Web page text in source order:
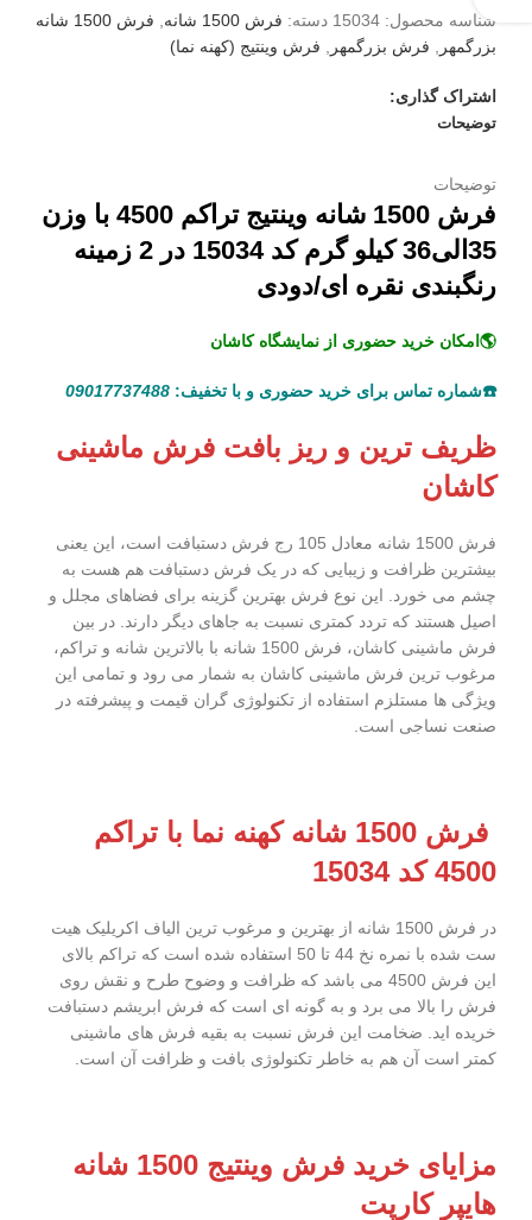
شناسه محصول: 15034 دسته: فرش 1500 شانه ,
فرش 1500 شانه
بزرگمهر , فرش بزرگمهر , فرش وینتیج (کهنه نما)
اشتراک گذاری:
توضیحات
توضیحات
فرش 1500 شانه وینتیج تراکم 4500 با وزن
35الی36 کیلو گرم کد 15034 در 2 زمینه
رنگبندی نقره ای/دودی
🌎امکان خرید حضوری از نمایشگاه کاشان
☎️شماره تماس برای خرید حضوری و با تخفیف: 09017737488
ظریف ترین و ریز بافت فرش ماشینی
کاشان
فرش 1500 شانه معادل 105 رج فرش دستبافت است، این یعنی
بیشترین ظرافت و زیبایی که در یک فرش دستبافت هم هست به
چشم می خورد. این نوع فرش بهترین گزینه برای فضاهای مجلل و
اصیل هستند که تردد کمتری نسبت به جاهای دیگر دارند. در بین
فرش ماشینی کاشان، فرش 1500 شانه با بالاترین شانه و تراکم،
مرغوب ترین فرش ماشینی کاشان به شمار می رود و تمامی این
ویژگی ها مستلزم استفاده از تکنولوژی گران قیمت و پیشرفته در
صنعت نساجی است.
فرش 1500 شانه کهنه نما با تراکم
4500 کد 15034
در فرش 1500 شانه از بهترین و مرغوب ترین الیاف اکریلیک هیت
ست شده با نمره نخ 44 تا 50 استفاده شده است که تراکم بالای
این فرش 4500 می باشد که ظرافت و وضوح طرح و نقش روی
فرش را بالا می برد و به گونه ای است که فرش ابریشم دستبافت
خریده اید. ضخامت این فرش نسبت به بقیه فرش های ماشینی
کمتر است آن هم به خاطر تکنولوژی بافت و ظرافت آن است.
مزایای خرید فرش وینتیج 1500 شانه
هایپر کارپت